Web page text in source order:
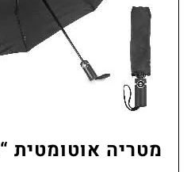
מטריה אוטומטית “23 – מיזל